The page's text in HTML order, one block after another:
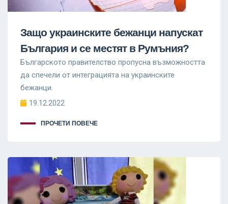
Защо украинските бежанци напускат
България и се местят в Румъния?
Българското правителство пропусна възможността
да спечели от интеграцията на украинските
бежанци.
19.12.2022
ПРОЧЕТИ ПОВЕЧЕ